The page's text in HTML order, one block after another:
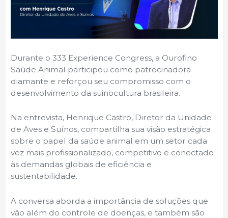
Durante o 333 Experience Congress, a Ourofino
Saúde Animal participou como patrocinadora
diamante e reforçou seu compromisso com o
desenvolvimento da suinocultura brasileira.
Na entrevista, Henrique Castro, Diretor da Unidade
de Aves e Suínos, compartilha sua visão estratégica
sobre o papel da saúde animal em um setor cada
vez mais profissionalizado, competitivo e conectado
às demandas globais de eficiência e
sustentabilidade.
A conversa aborda a importância de soluções que
vão além do controle de doenças, e também são